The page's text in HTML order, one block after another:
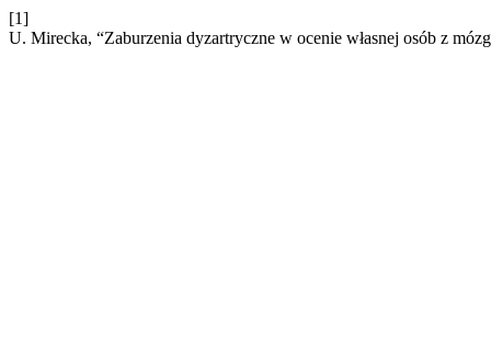
[1]
U. Mirecka, “Zaburzenia dyzartryczne w ocenie własnej osób z